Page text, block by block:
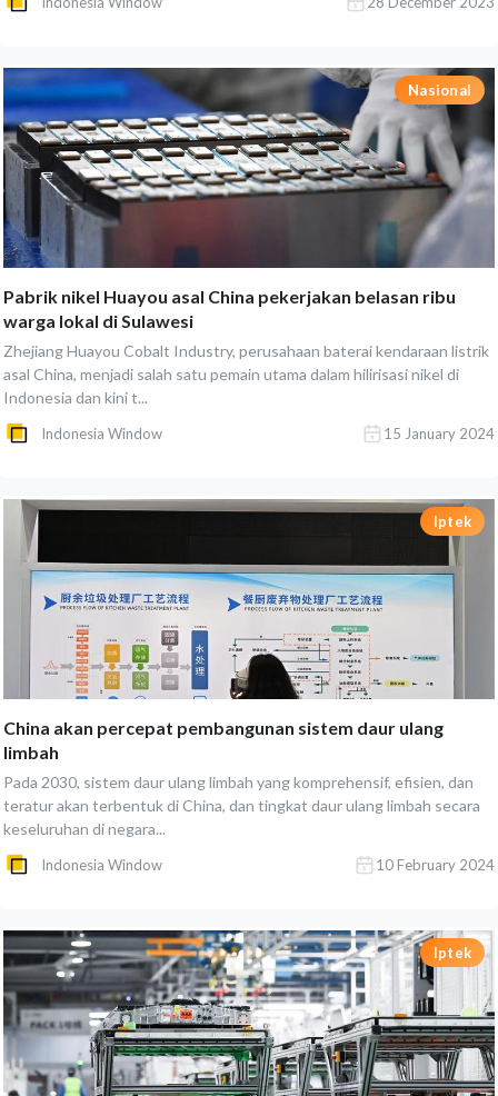
Nasional
Pabrik nikel Huayou asal China pekerjakan belasan ribu
warga lokal di Sulawesi
Zhejiang Huayou Cobalt Industry, perusahaan baterai kendaraan listrik
asal China, menjadi salah satu pemain utama dalam hilirisasi nikel di
Indonesia dan kini t...
Indonesia Window 15 January 2024
Iptek
China akan percepat pembangunan sistem daur ulang
limbah
Pada 2030, sistem daur ulang limbah yang komprehensif, efisien, dan
teratur akan terbentuk di China, dan tingkat daur ulang limbah secara
keseluruhan di negara...
Indonesia Window 10 February 2024
Iptek